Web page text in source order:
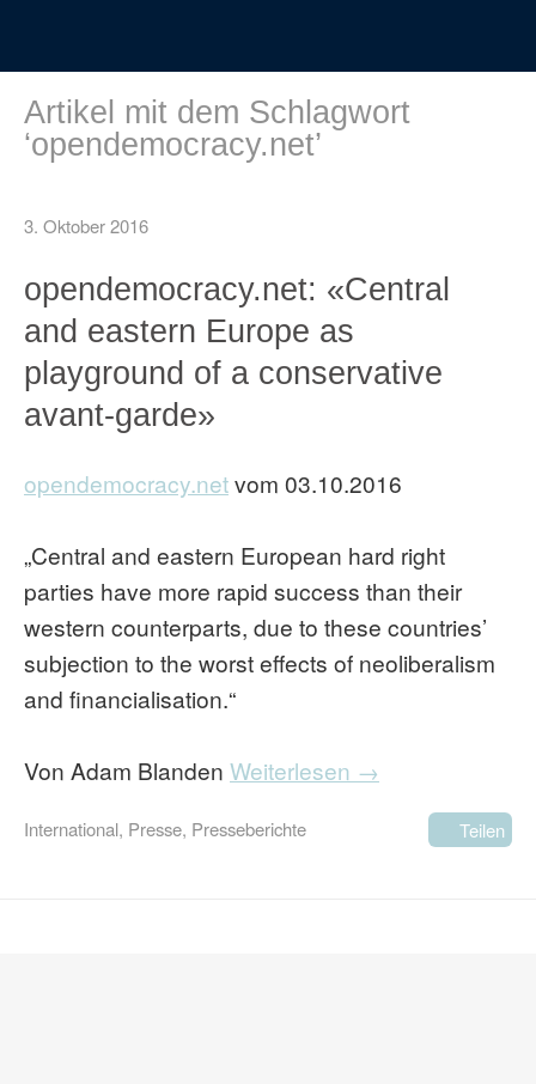
Artikel mit dem Schlagwort
‘opendemocracy.net’
3. Oktober 2016
opendemocracy.net: «Central
and eastern Europe as
playground of a conservative
avant-garde»
opendemocracy.netvom 03.10.2016
„Central and eastern European hard right
parties have more rapid success than their
western counterparts, due to these countries’
subjection to the worst effects of neoliberalism
and financialisation.“
Von Adam Blanden Weiterlesen →
International, Presse, Presseberichte Teilen